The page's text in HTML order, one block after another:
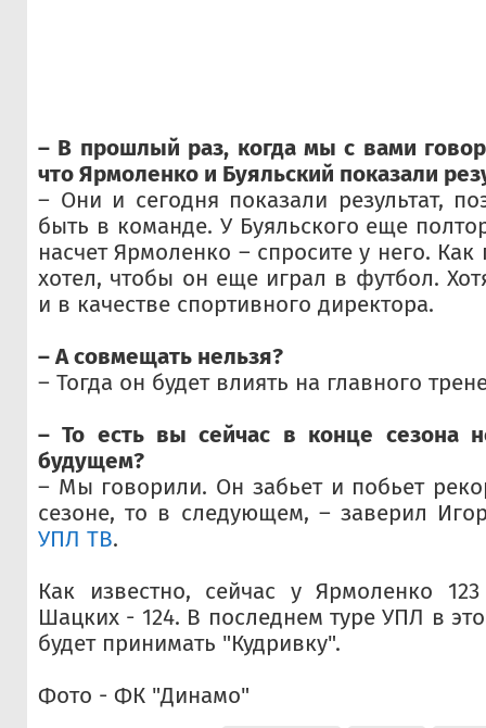
– В прошлый раз, когда мы с вами
что Ярмоленко и Буяльский показали
– Они и сегодня показали результат,
быть в команде. У Буяльского еще
насчет Ярмоленко – спросите у него.
хотел, чтобы он еще играл в футбол.
и в качестве спортивного директора.
– А совмещать нельзя?
– Тогда он будет влиять на главного
– То есть вы сейчас в конце сезона
будущем?
– Мы говорили. Он забьет и побьет
сезоне, то в следующем, – заверил
УПЛ ТВ.
Как известно, сейчас у Ярмоленко
Шацких - 124. В последнем туре УПЛ в
будет принимать "Кудривку".
Фото - ФК "Динамо"